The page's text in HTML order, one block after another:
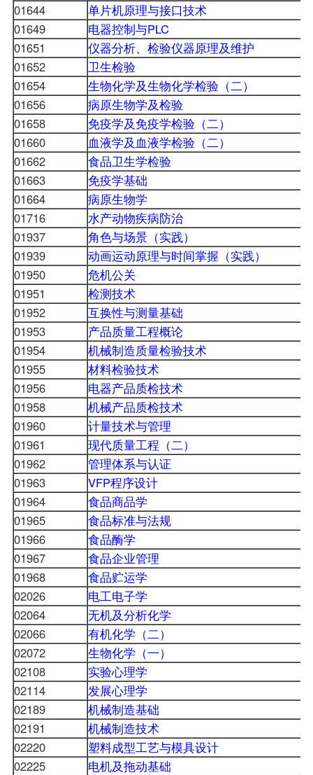
01644
单片机原理与接口技术
01649
电器控制与PLC
01651
仪器分析、检验仪器原理及维护
01652
卫生检验
01654
生物化学及生物化学检验（二）
01656
病原生物学及检验
01658
免疫学及免疫学检验（二）
01660
血液学及血液学检验（二）
01662
食品卫生学检验
01663
免疫学基础
01664
病原生物学
01716
水产动物疾病防治
01937
角色与场景（实践）
01939
动画运动原理与时间掌握（实践）
01950
危机公关
01951
检测技术
01952
互换性与测量基础
01953
产品质量工程概论
01954
机械制造质量检验技术
01955
材料检验技术
01956
电器产品质检技术
01958
机械产品质检技术
01960
计量技术与管理
01961
现代质量工程（二）
01962
管理体系与认证
01963
VFP程序设计
01964
食品商品学
01965
食品标准与法规
01966
食品酶学
01967
食品企业管理
01968
食品贮运学
02026
电工电子学
02064
无机及分析化学
02066
有机化学（二）
02072
生物化学（一）
02108
实验心理学
02114
发展心理学
02189
机械制造基础
02191
机械制造技术
02220
塑料成型工艺与模具设计
02225
电机及拖动基础